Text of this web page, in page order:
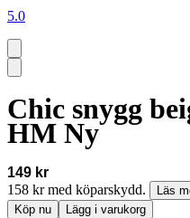
5.0
Chic snygg
HM Ny
149 kr
158 kr med köparskydd.
Läs
Köp nu
Lägg i varukorg